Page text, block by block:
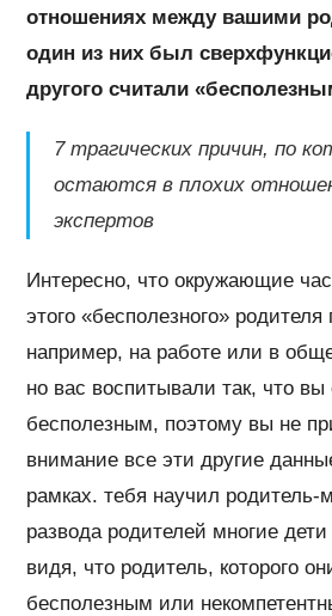
отношениях между вашими
один из них был
другого считали
7 трагических причин, по
остаются в плохих
экспертов
Интересно, что окружающие
этого «бесполезного»
например, на работе или в
но вас воспитывали так, что вы
бесполезным, поэтому вы не
внимание все эти другие
рамках. тебя научил родитель-
развода родителей многие
видя, что родитель, которого
бесполезным или